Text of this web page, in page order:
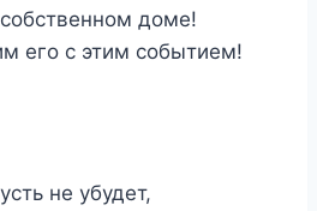
доме!
его с этим событием!
не убудет,